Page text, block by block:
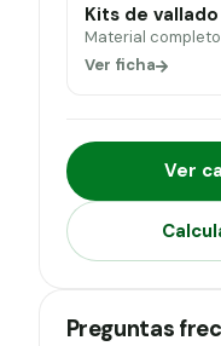
Kits de vallado
Material
Ver ficha
Ver
Preguntas